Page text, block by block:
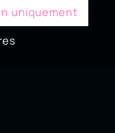
uniquement